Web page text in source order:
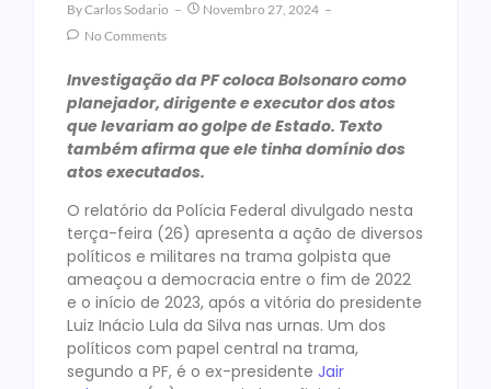
ByCarlos Sodario
Novembro 27, 2024
No Comments
Investigação da PF coloca Bolsonaro como
planejador, dirigente e executor dos atos
que levariam ao golpe de Estado. Texto
também afirma que ele tinha domínio dos
atos executados.
O relatório da Polícia Federal divulgado nesta
terça-feira (26) apresenta a ação de diversos
políticos e militares na trama golpista que
ameaçou a democracia entre o fim de 2022
e o início de 2023, após a vitória do presidente
Luiz Inácio Lula da Silva nas urnas. Um dos
políticos com papel central na trama,
segundo a PF, é o ex-presidente Jair